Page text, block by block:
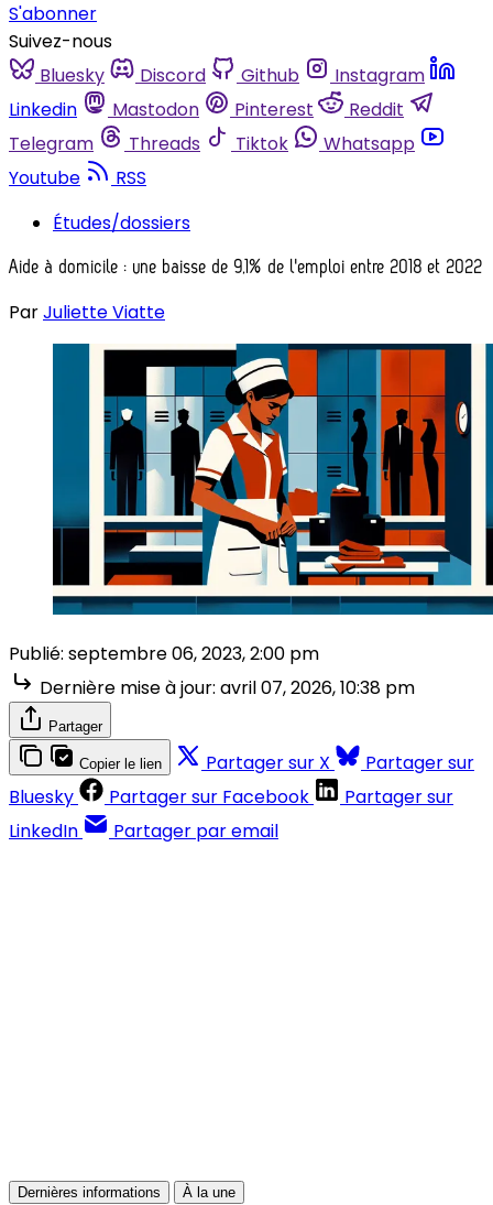
S'abonner
Suivez-nous
Bluesky
Discord Github
Instagram
Linkedin
Mastodon Pinterest
Reddit
Telegram
Threads Tiktok
Whatsapp
Youtube
RSS
Études/dossiers
Aide à domicile : une baisse de 9,1% de l'emploi entre 2018 et 2022
ParJuliette Viatte
Publié: septembre 06, 2023, 2:00 pm
Dernière mise à jour: avril 07, 2026, 10:38 pm
Partager
Copier le lien Partager sur X
Partager sur
Bluesky
Partager sur Facebook
Partager sur
LinkedIn
Partager par email
Dernières informations À la une